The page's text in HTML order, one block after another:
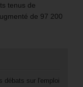
tenus de
de 97 200
débats sur l'emploi